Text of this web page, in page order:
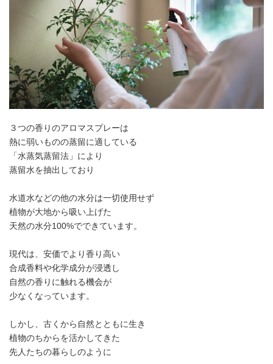
３つの香りのアロマスプレーは
熱に弱いものの蒸留に適している
「水蒸気蒸留法」により
蒸留水を抽出しており
水道水などの他の水分は一切使用せず
植物が大地から吸い上げた
天然の水分100%でできています。
現代は、安価でより香り高い
合成香料や化学成分が浸透し
自然の香りに触れる機会が
少なくなっています。
しかし、古くから自然とともに生き
植物のちからを活かしてきた
先人たちの暮らしのように